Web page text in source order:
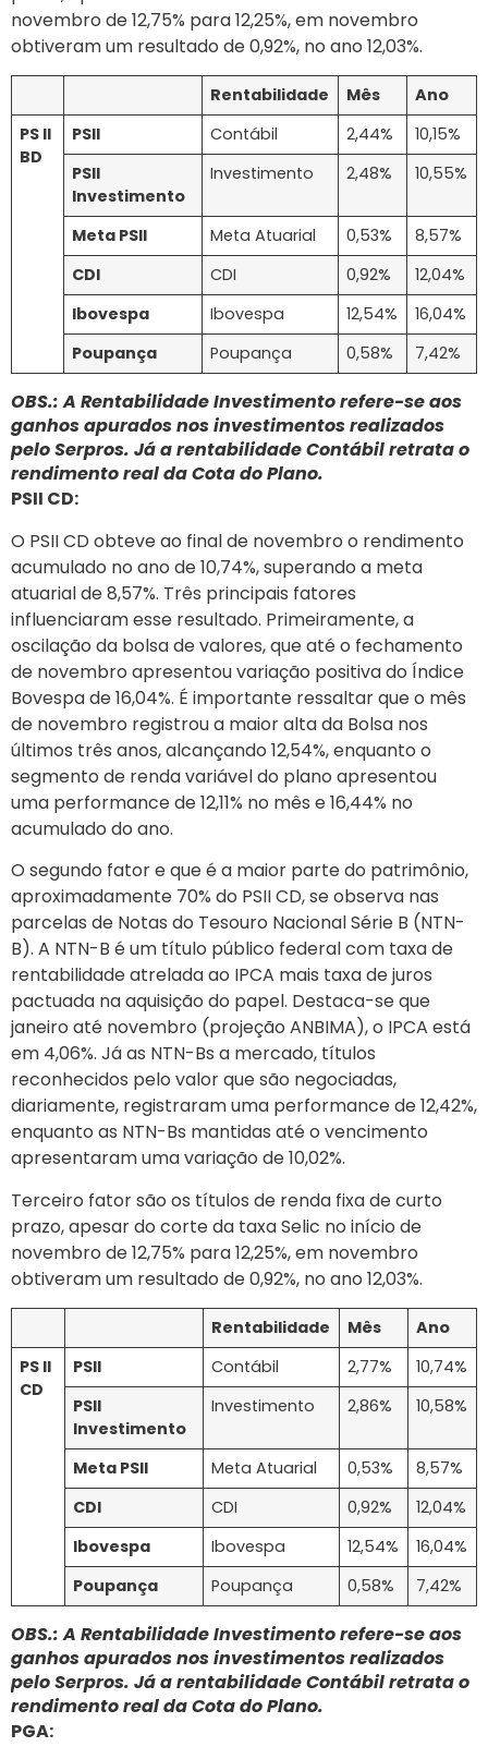
novembro de 12,75% para 12,25%, em novembro
obtiveram um resultado de 0,92%, no ano 12,03%.
Rentabilidade Mês
Ano
PS II
BD
PSII Contábil 2,44%
10,15%
PSII
Investimento
Investimento 2,48% 10,55%
Meta PSII Meta Atuarial 0,53%
8,57%
CDI
CDI 0,92%
12,04%
Ibovespa
Ibovespa 12,54%
16,04%
Poupança
Poupança 0,58% 7,42%
OBS.: A Rentabilidade Investimento refere-se aos
ganhos apurados nos investimentos realizados
pelo Serpros. Já a rentabilidade Contábil retrata o
rendimento real da Cota do Plano.
PSII CD:
O PSII CD obteve ao final de novembro o rendimento
acumulado no ano de 10,74%, superando a meta
atuarial de 8,57%. Três principais fatores
influenciaram esse resultado. Primeiramente, a
oscilação da bolsa de valores, que até o fechamento
de novembro apresentou variação positiva do Índice
Bovespa de 16,04%. É importante ressaltar que o mês
de novembro registrou a maior alta da Bolsa nos
últimos três anos, alcançando 12,54%, enquanto o
segmento de renda variável do plano apresentou
uma performance de 12,11% no mês e 16,44% no
acumulado do ano.
O segundo fator e que é a maior parte do patrimônio,
aproximadamente 70% do PSII CD, se observa nas
parcelas de Notas do Tesouro Nacional Série B (NTN-
B). A NTN-B é um título público federal com taxa de
rentabilidade atrelada ao IPCA mais taxa de juros
pactuada na aquisição do papel. Destaca-se que
janeiro até novembro (projeção ANBIMA), o IPCA está
em 4,06%. Já as NTN-Bs a mercado, títulos
reconhecidos pelo valor que são negociadas,
diariamente, registraram uma performance de 12,42%,
enquanto as NTN-Bs mantidas até o vencimento
apresentaram uma variação de 10,02%.
Terceiro fator são os títulos de renda fixa de curto
prazo, apesar do corte da taxa Selic no início de
novembro de 12,75% para 12,25%, em novembro
obtiveram um resultado de 0,92%, no ano 12,03%.
Rentabilidade Mês
Ano
PS II
CD
PSII Contábil 2,77%
10,74%
PSII
Investimento
Investimento 2,86% 10,58%
Meta PSII Meta Atuarial 0,53%
8,57%
CDI
CDI 0,92%
12,04%
Ibovespa
Ibovespa 12,54%
16,04%
Poupança
Poupança 0,58% 7,42%
OBS.: A Rentabilidade Investimento refere-se aos
ganhos apurados nos investimentos realizados
pelo Serpros. Já a rentabilidade Contábil retrata o
rendimento real da Cota do Plano.
PGA: